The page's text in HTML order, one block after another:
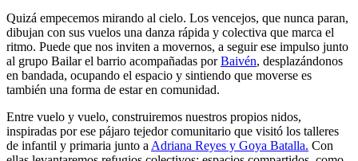
Quizá empecemos mirando al cielo. Los vencejos, que nunca paran,
dibujan con sus vuelos una danza rápida y colectiva que marca el
ritmo. Puede que nos inviten a movernos, a seguir ese impulso junto
al grupo Bailar el barrio acompañadas porBaivén, desplazándonos
en bandada, ocupando el espacio y sintiendo que moverse es
Entre vuelo y vuelo, construiremos nuestros propios nidos,
inspiradas por ese pájaro tejedor comunitario que visitó los talleres